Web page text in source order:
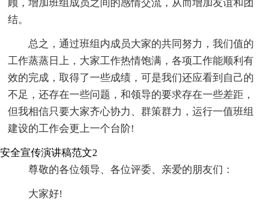
顾，增加班组成员之间的感情交流，从而增加友谊和团
结。
总之，通过班组内成员大家的共同努力，我们值的
工作蒸蒸日上，大家工作热情饱满，各项工作能顺利有
效的完成，取得了一些成绩，可是我们还应看到自己的
不足，还存在一些问题，和领导的要求存在一些差距，
但我相信只要大家齐心协力、群策群力，运行一值班组
建设的工作会更上一个台阶!
安全宣传演讲稿范文2
尊敬的各位领导、各位评委、亲爱的朋友们：
大家好!